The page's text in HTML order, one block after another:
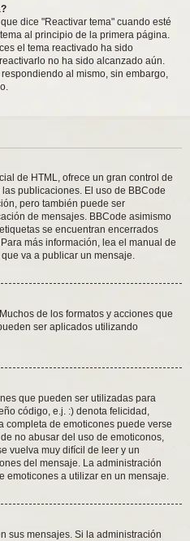
dice "Reactivar tema" cuando esté
al principio de la primera página.
el tema reactivado ha sido
no ha sido alcanzado aún.
al mismo, sin embargo,
de HTML, ofrece un gran control de
publicaciones. El uso de BBCode
pero también puede ser
de mensajes. BBCode asimismo
se encuentran encerrados
más información, lea el manual de
va a publicar un mensaje.
de los formatos y acciones que
ser aplicados utilizando
que pueden ser utilizadas para
código, e.j. :) denota felicidad,
completa de emoticones puede verse
no abusar del uso de emoticonos,
vuelva muy difícil de leer y un
del mensaje. La administración
emoticones a utilizar en un mensaje.
sus mensajes. Si la administración